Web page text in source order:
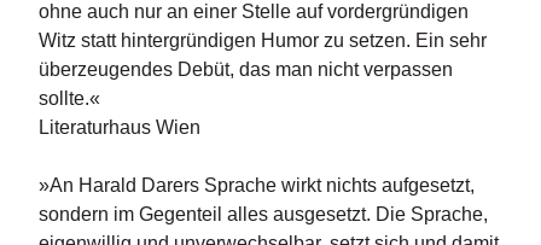
ohne auch nur an einer Stelle auf vordergründigen
Witz statt hintergründigen Humor zu setzen. Ein sehr
überzeugendes Debüt, das man nicht verpassen
sollte.«
Literaturhaus Wien
»An Harald Darers Sprache wirkt nichts aufgesetzt,
sondern im Gegenteil alles ausgesetzt. Die Sprache,